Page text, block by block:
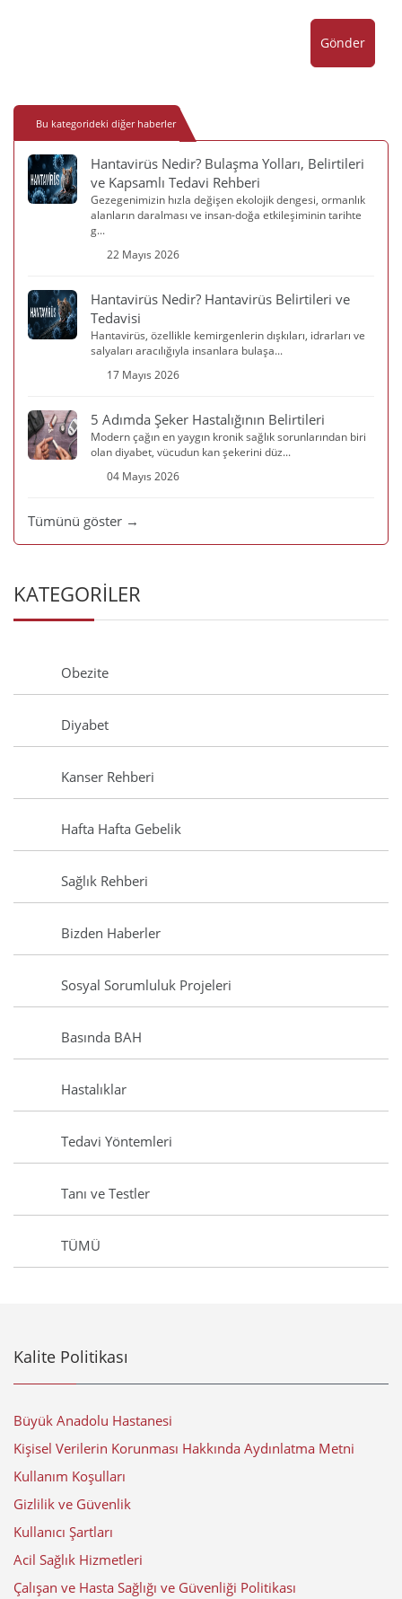
Gönder
Bu kategorideki diğer haberler
Hantavirüs Nedir? Bulaşma Yolları, Belirtileri
ve Kapsamlı Tedavi Rehberi
Gezegenimizin hızla değişen ekolojik dengesi, ormanlık
alanların daralması ve insan-doğa etkileşiminin tarihte
g...
22 Mayıs 2026
Hantavirüs Nedir? Hantavirüs Belirtileri ve
Tedavisi
Hantavirüs, özellikle kemirgenlerin dışkıları, idrarları ve
salyaları aracılığıyla insanlara bulaşa...
17 Mayıs 2026
5 Adımda Şeker Hastalığının Belirtileri
Modern çağın en yaygın kronik sağlık sorunlarından biri
olan diyabet, vücudun kan şekerini düz...
04 Mayıs 2026
Tümünü göster →
KATEGORİLER
Obezite
Diyabet
Kanser Rehberi
Hafta Hafta Gebelik
Sağlık Rehberi
Bizden Haberler
Sosyal Sorumluluk Projeleri
Basında BAH
Hastalıklar
Tedavi Yöntemleri
Tanı ve Testler
TÜMÜ
Kalite Politikası
Büyük Anadolu Hastanesi
Kişisel Verilerin Korunması Hakkında Aydınlatma Metni
Kullanım Koşulları
Gizlilik ve Güvenlik
Kullanıcı Şartları
Acil Sağlık Hizmetleri
Çalışan ve Hasta Sağlığı ve Güvenliği Politikası